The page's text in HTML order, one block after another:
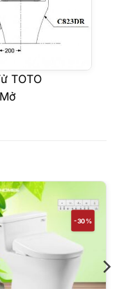
TOTO
-30%